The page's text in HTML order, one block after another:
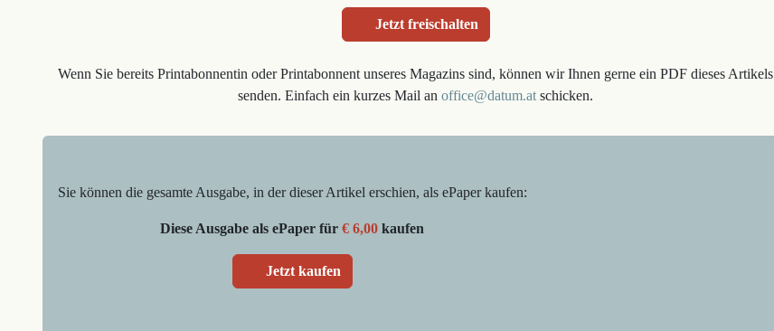
Jetzt freischalten
Wenn Sie bereits Printabonnentin oder Printabonnent unseres Magazins sind, können wir Ihnen gerne ein PDF dieses Artikels
senden. Einfach ein kurzes Mail anoffice@datum.at schicken.
Sie können die gesamte Ausgabe, in der dieser Artikel erschien, als ePaper kaufen:
Diese Ausgabe als ePaper für€ 6,00 kaufen
Jetzt kaufen